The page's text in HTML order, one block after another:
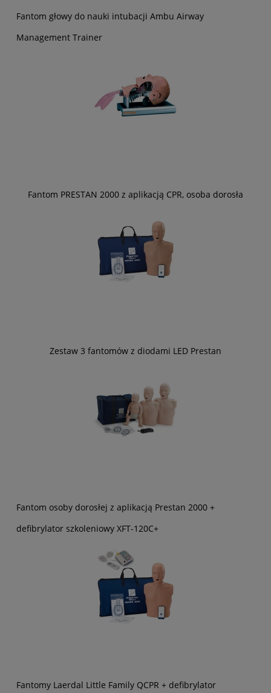
Fantom głowy do nauki intubacji Ambu Airway
Management Trainer
Fantom PRESTAN 2000 z aplikacją CPR, osoba dorosła
Zestaw 3 fantomów z diodami LED Prestan
Fantom osoby dorosłej z aplikacją Prestan 2000 +
defibrylator szkoleniowy XFT-120C+
Fantomy Laerdal Little Family QCPR + defibrylator